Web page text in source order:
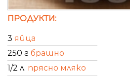
ПРОДУКТИ:
3 яйца
250 г брашно
1/2 л. прясно мляко